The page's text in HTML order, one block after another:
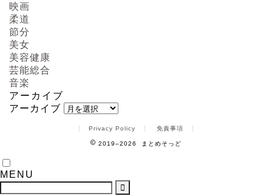
映画
柔道
節分
美女
美容健康
芸能総合
音楽
アーカイブ
アーカイブ
Privacy Policy 免責事項
2019–2026 まとめそっど
MENU